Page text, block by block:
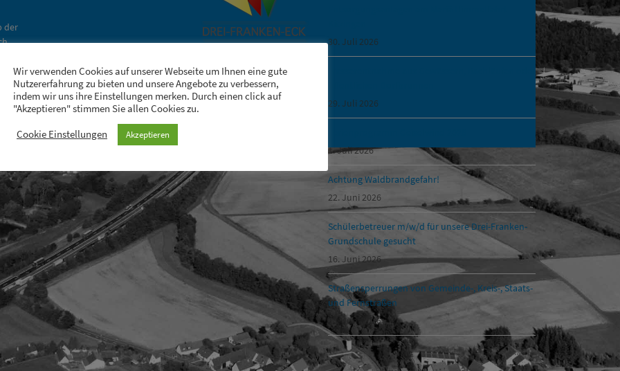
30. Juli 2026
29. Juli 2026
1. Juli 2026
Achtung Waldbrandgefahr!
22. Juni 2026
Schülerbetreuer m/w/d für unsere Drei-Franken-
Grundschule gesucht
16. Juni 2026
Straßensperrungen von Gemeinde-, Kreis-, Staats-
und Fernstraßen
15. Juni 2026
der
Impressum|Barrierefreiheit
Wir verwenden Cookies auf unserer Webseite um Ihnen eine gute
Nutzererfahrung zu bieten und unsere Angebote zu verbessern,
indem wir uns ihre Einstellungen merken. Durch einen click auf
"Akzeptieren" stimmen Sie allen Cookies zu.
Cookie Einstellungen Akzeptieren